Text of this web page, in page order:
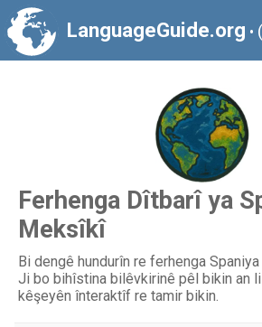
LanguageGuide.org •
Ferhenga Dîtbarî ya
Meksîkî
Bi dengê hundurîn re ferhenga
Ji bo bihîstina bilêvkirinê pêl bikin an
kêşeyên înteraktîf re tamir bikin.